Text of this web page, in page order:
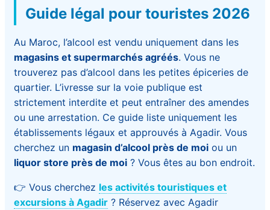
Guide légal pour touristes 2026
Au Maroc, l’alcool est vendu uniquement dans les
magasins et supermarchés agréés. Vous ne
trouverez pas d’alcool dans les petites épiceries de
quartier. L’ivresse sur la voie publique est
strictement interdite et peut entraîner des amendes
ou une arrestation. Ce guide liste uniquement les
établissements légaux et approuvés à Agadir. Vous
cherchez un magasin d’alcool près de moi ou un
liquor store près de moi ? Vous êtes au bon endroit.
👉 Vous cherchez les activités touristiques et
excursions à Agadir ? Réservez avec Agadir